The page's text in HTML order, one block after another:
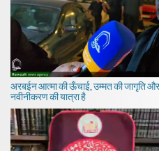
अरबईन आत्मा की ऊँचाई, उम्मत की जागृति
नवीनीकरण की यात्रा है